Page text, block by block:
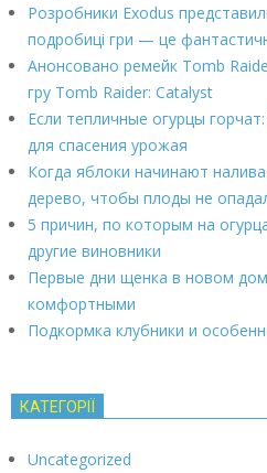
Розробники Exodus
подробиці гри — це
Анонсовано ремейк Tomb
гру Tomb Raider: Catalyst
Если тепличные огурцы
для спасения урожая
Когда яблоки начинают
дерево, чтобы плоды не
5 причин, по которым на
другие виновники
Первые дни щенка в новом
комфортными
Подкормка клубники и
КАТЕГОРІЇ
Uncategorized